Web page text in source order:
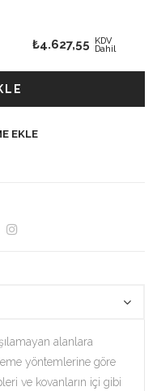
₺4.627,55 KDV
Dahil
EKLE
alanlara
yöntemlerine göre
ve kovanların içi gibi